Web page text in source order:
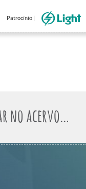
Patrocínio |